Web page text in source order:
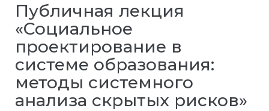
Публичная лекция
«Социальное
проектирование в
системе образования:
методы системного
анализа скрытых рисков»